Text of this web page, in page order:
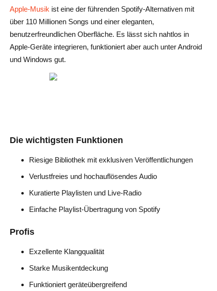
Apple-Musik ist eine der führenden Spotify-Alternativen mit
über 110 Millionen Songs und einer eleganten,
benutzerfreundlichen Oberfläche. Es lässt sich nahtlos in
Apple-Geräte integrieren, funktioniert aber auch unter Android
und Windows gut.
Die wichtigsten Funktionen
Riesige Bibliothek mit exklusiven Veröffentlichungen
Verlustfreies und hochauflösendes Audio
Kuratierte Playlisten und Live-Radio
Einfache Playlist-Übertragung von Spotify
Profis
Exzellente Klangqualität
Starke Musikentdeckung
Funktioniert geräteübergreifend